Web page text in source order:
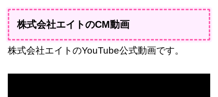
株式会社エイトのCM動画
株式会社エイトのYouTube公式動画です。